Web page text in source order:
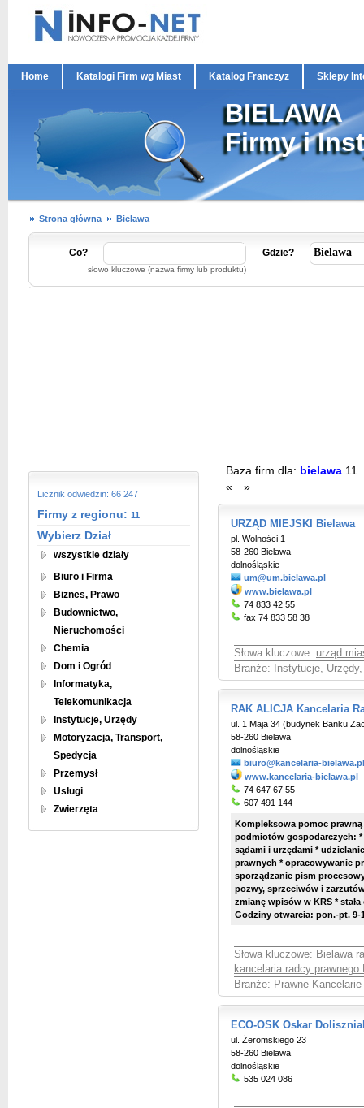
Home Katalogi Firm wg Miast Katalog Franczyz Sklepy
BIELAWA
Firmy i
Strona główna Bielawa
Co?
słowo kluczowe (nazwa firmy lub produktu)
Gdzie?
Licznik odwiedzin: 66 247
Firmy z regionu: 11
Wybierz Dział
wszystkie działy
Biuro i Firma
Biznes, Prawo
Budownictwo,
Nieruchomości
Chemia
Dom i Ogród
Informatyka,
Telekomunikacja
Instytucje, Urzędy
Motoryzacja, Transport,
Spedycja
Przemysł
Usługi
Zwierzęta
Baza firm dla: bielawa 11
«
»
URZĄD MIEJSKI Bielawa
pl. Wolności 1
58-260 Bielawa
dolnośląskie
um@um.bielawa.pl
www.bielawa.pl
74 833 42 55
fax 74 833 58 38
Słowa kluczowe: urząd
Branże:
Instytucje,
RAK ALICJA Kancelaria
ul. 1 Maja 34 (budynek Banku
58-260 Bielawa
dolnośląskie
biuro@kancelaria-bielawa.pl
www.kancelaria-bielawa.pl
74 647 67 55
607 491 144
Kompleksowa pomoc
podmiotów gospodarczych:
sądami i urzędami *
prawnych * opracowywanie
sporządzanie pism
pozwy, sprzeciwów i
zmianę wpisów w KRS *
Godziny otwarcia: pon.-pt. 9-
Słowa kluczowe: Bielawa
kancelaria radcy prawnego
Branże: Prawne
ECO-OSK Oskar
ul. Żeromskiego 23
58-260 Bielawa
dolnośląskie
535 024 086